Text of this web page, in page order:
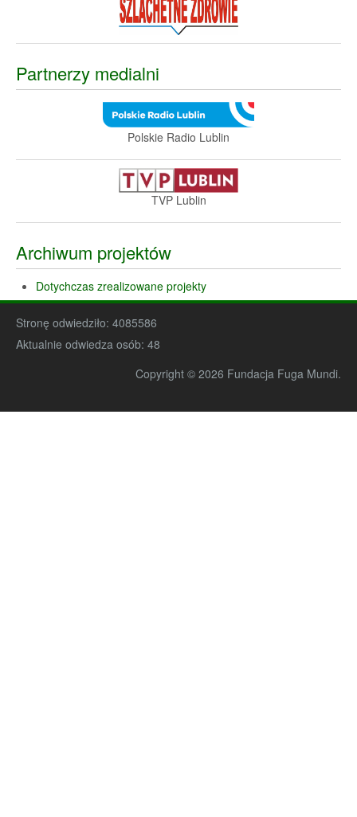
Partnerzy medialni
Polskie Radio Lublin
TVP Lublin
Archiwum projektów
Dotychczas zrealizowane projekty
Stronę odwiedziło: 4085586
Aktualnie odwiedza osób: 48
Copyright © 2026 Fundacja Fuga Mundi.